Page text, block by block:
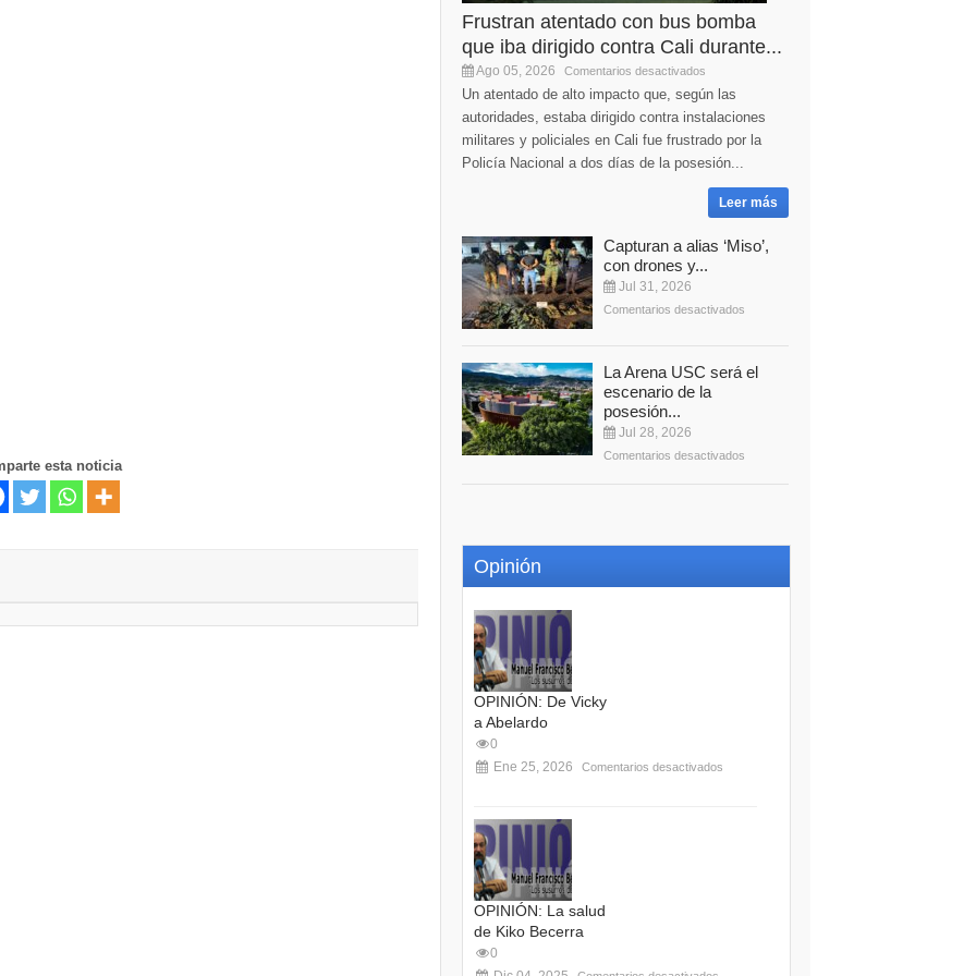
esta noticia
Frustran atentado con bus bomba
que iba dirigido contra Cali durante...
Ago 05, 2026 Comentarios desactivados
Un atentado de alto impacto que, según las
autoridades, estaba dirigido contra instalaciones
militares y policiales en Cali fue frustrado por la
Policía Nacional a dos días de la posesión...
Leer más
Capturan a alias ‘Miso’,
con drones y...
Jul 31, 2026
Comentarios desactivados
La Arena USC será el
escenario de la
posesión...
Jul 28, 2026
Comentarios desactivados
Opinión
OPINIÓN: De Vicky
a Abelardo
0
Ene 25, 2026
Comentarios desactivados
OPINIÓN: La salud
de Kiko Becerra
0